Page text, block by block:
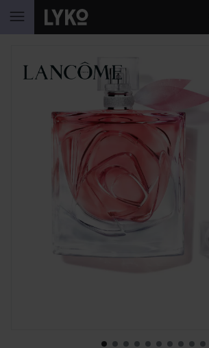
HOPPA TILL INNEHÅLLET
HOPPA ÖVER SEKTIONEN